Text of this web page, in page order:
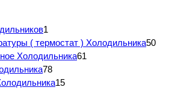
1
( термостат ) Холодильника50
Холодильника61
78
15